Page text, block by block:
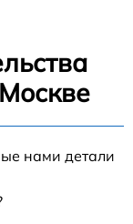
нами детали